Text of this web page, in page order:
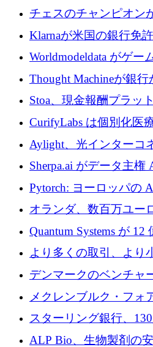
1 つをどのように解決
チェスのチャンピオン
材料スタートアップ
Klarnaが米国の銀行免
Worldmodeldata がゲー
ニングに変えるために
Thought Machineが銀
調達、年間収益1億ドル
Stoa、現金報酬プラッ
ルを確保
CurifyLabs は個別化医
ユーロを寄付
Aylight、光インターコ
けて450万ユーロのプ
Sherpa.ai がデータ主
に 1,800 万ドルを調達
Pytorch: ヨーロッパの
ウェア層
オランダ、数百万ユー
との提携で軍用ドロー
ースト戦略を採用
Quantum Systems が
米国の主要取引所で初
る、6 月に欧州のスタ
より多くの取引、より
年 6 月に欧州のスター
デンマークのベンチャ
ンタム・キャピタルが
ェア投資として初回ク
を確保
メクレンブルク・フォ
Nextcloud を州全体に
戦略を拡大
スターリング銀行、
ALP Bio、生物製剤の